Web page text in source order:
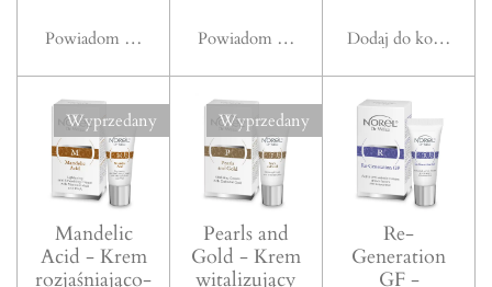
Powiadom mnie, gdy będzie dostępnyPowiadom mnie, gdy będzie dostępny
Dodaj do koszyka
Wyprzedany
Mandelic
Acid - Krem
rozjaśniająco-
Wyprzedany
Pearls and
Gold - Krem
witalizujący
Re-
Generation
GF -